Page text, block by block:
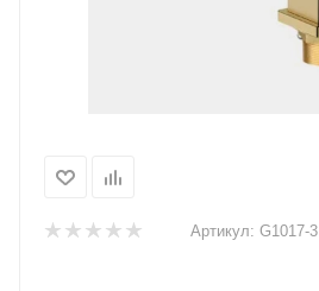
Артикул: G1017-3